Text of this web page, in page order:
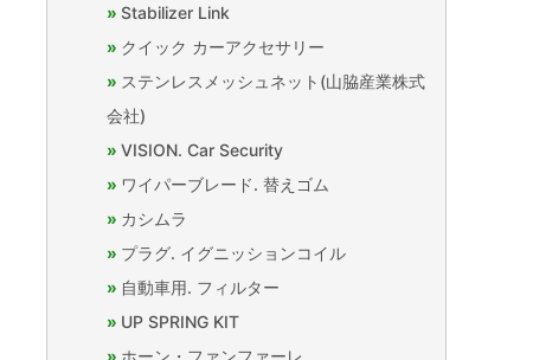
Stabilizer Link
クイック カーアクセサリー
ステンレスメッシュネット(山脇産業株式
会社)
VISION. Car Security
ワイパーブレード. 替えゴム
カシムラ
プラグ. イグニッションコイル
自動車用. フィルター
UP SPRING KIT
ホーン・ファンファーレ